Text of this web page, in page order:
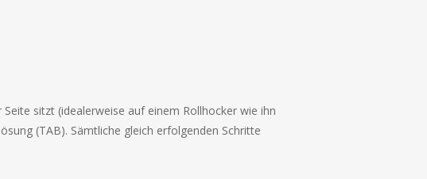
sitzt (idealerweise auf einem Rollhocker wie ihn
(TAB). Sämtliche gleich erfolgenden Schritte